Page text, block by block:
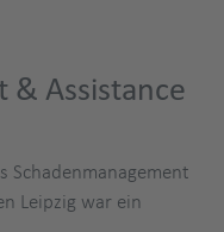
& Assistance
Schadenmanagement
Leipzig war ein